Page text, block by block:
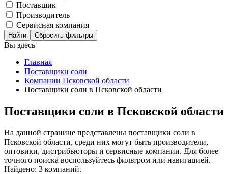
Поставщик
Производитель
Сервисная компания
Сбросить фильтры
Вы здесь
Главная
Поставщики соли
Компании Псковской области
Поставщики соли в Псковской области
Поставщики соли в Псковской области
На данной странице представлены поставщики соли в
Псковской области, среди них могут быть производители,
оптовики, дистрибьюторы и сервисные компании. Для более
точного поиска воспользуйтесь фильтром или навигацией.
Найдено: 3 компаний.